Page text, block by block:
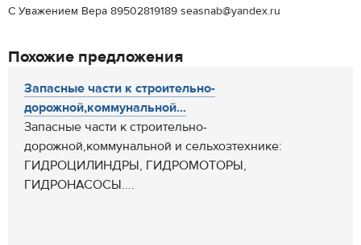
С Уважением Вера 89502819189 seasnab@yandex.ru
Похожие предложения
Запасные части к строительно-
дорожной,коммунальной...
Запасные части к строительно-
дорожной,коммунальной и сельхозтехнике:
ГИДРОЦИЛИНДРЫ, ГИДРОМОТОРЫ,
ГИДРОНАСОСЫ....